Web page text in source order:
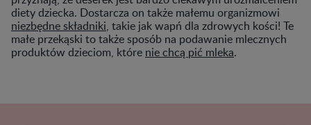
diety dziecka. Dostarcza on także małemu organizmowi
niezbędne składniki, takie jak wapń dla zdrowych kości! Te
małe przekąski to także sposób na podawanie mlecznych
produktów dzieciom, które nie chcą pić mleka.